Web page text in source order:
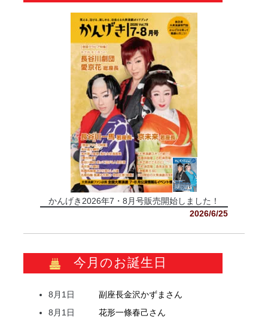
かんげき2026年7・8月号販売開始しました！
2026/6/25
今月のお誕生日
8月1日 副座長金沢かずま さん
8月1日
花形一條春己さん